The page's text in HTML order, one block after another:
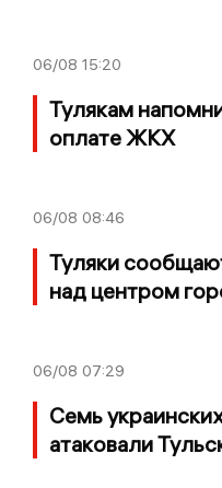
06/08 15:20
Тулякам
оплате ЖКХ
06/08 08:46
Туляки
над центром
06/08 07:29
Семь
атаковали